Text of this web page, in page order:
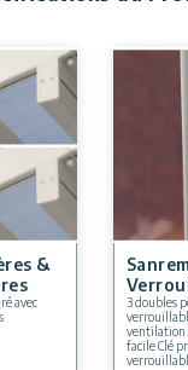
&
avec
3 doubles
ventilation
facile Clé